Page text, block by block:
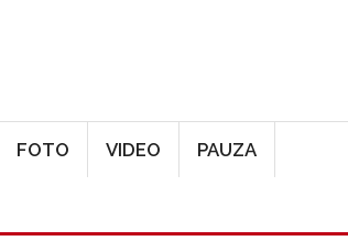
FOTO VIDEO PAUZA